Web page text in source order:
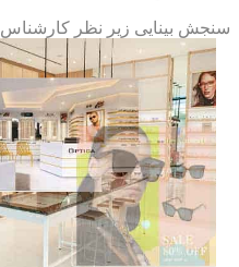
سنجش بینایی زیر نظر کارشناس